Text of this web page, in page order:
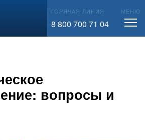
ГОРЯЧАЯ ЛИНИЯ
8 800 700 71 04
МЕНЮ
вопросы и